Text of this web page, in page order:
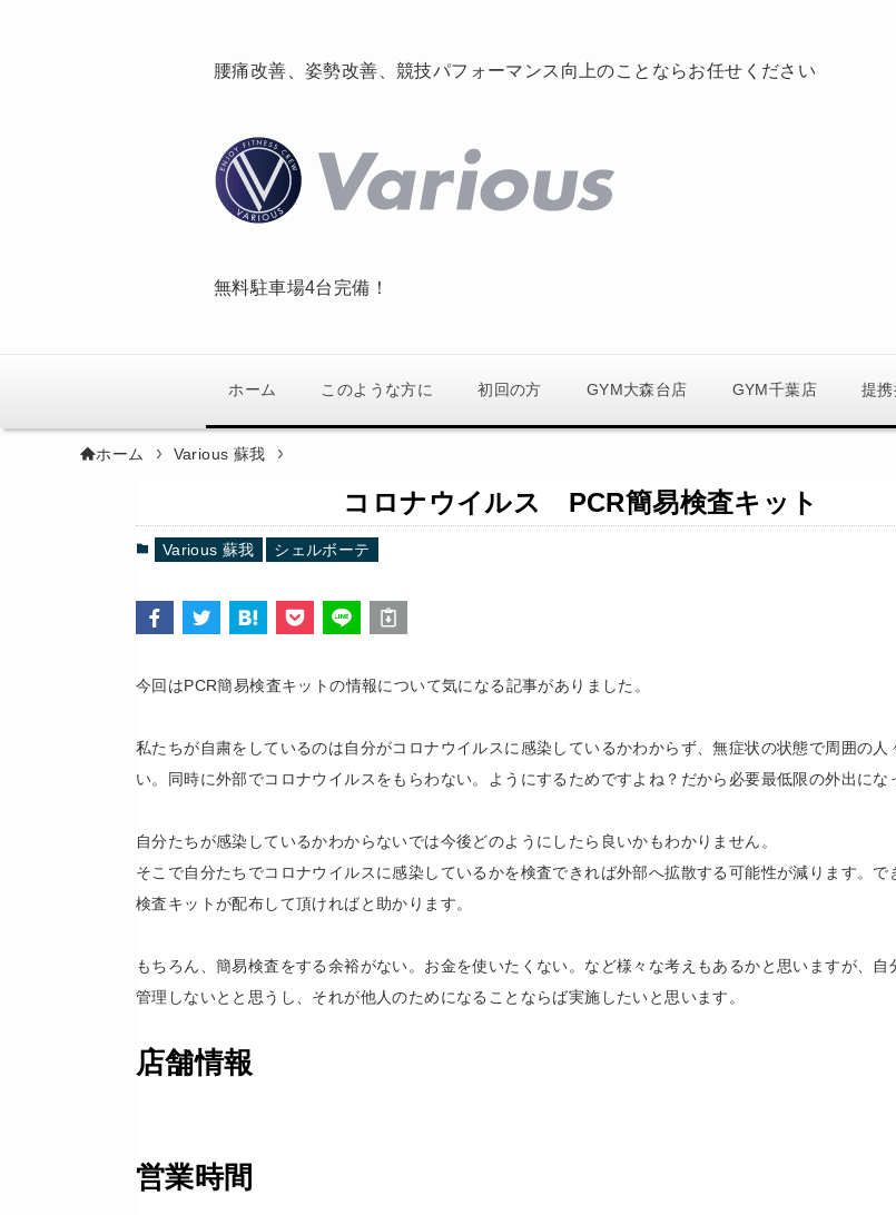
腰痛改善、姿勢改善、競技パフォーマンス向上のことならお任せください
無料駐車場4台完備！
ホーム このような方に 初回の方 GYM大森台店 GYM千葉店 提
ホーム Various 蘇我
コロナウイルス PCR簡易検査キット
Various 蘇我 シェルボーテ
今回はPCR簡易検査キットの情報について気になる記事がありました。
私たちが自粛をしているのは自分がコロナウイルスに感染しているかわからず、無症状の状態で周囲の人
い。同時に外部でコロナウイルスをもらわない。ようにするためですよね？だから必要最低限の外出にな
自分たちが感染しているかわからないでは今後どのようにしたら良いかもわかりません。
そこで自分たちでコロナウイルスに感染しているかを検査できれば外部へ拡散する可能性が減ります。で
検査キットが配布して頂ければと助かります。
もちろん、簡易検査をする余裕がない。お金を使いたくない。など様々な考えもあるかと思いますが、自
管理しないとと思うし、それが他人のためになることならば実施したいと思います。
店舗情報
営業時間